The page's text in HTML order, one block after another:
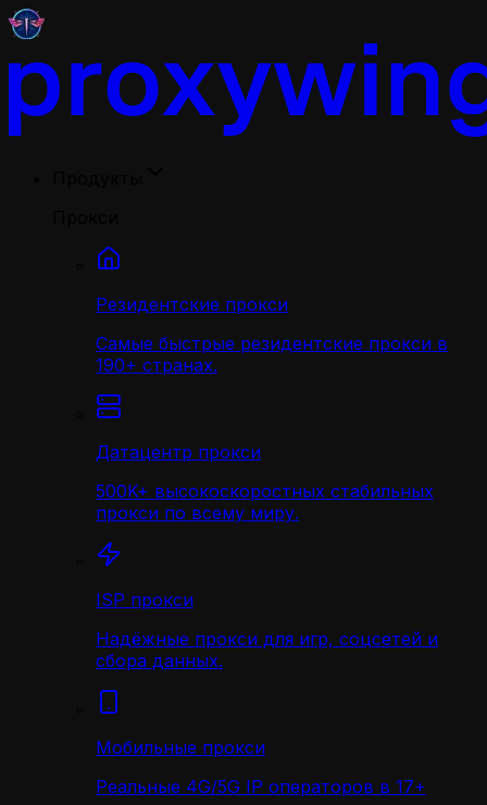
Резидентские прокси
Самые быстрые резидентские прокси в
190+ странах.
Датацентр прокси
500K+ высокоскоростных стабильных
прокси по всему миру.
ISP прокси
Надёжные прокси для игр, соцсетей и
сбора данных.
Мобильные прокси
Реальные 4G/5G IP операторов в 17+